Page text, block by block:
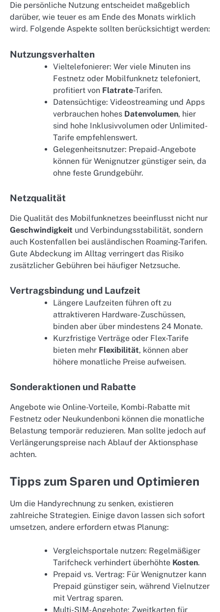
Die persönliche Nutzung entscheidet maßgeblich
darüber, wie teuer es am Ende des Monats wirklich
wird. Folgende Aspekte sollten berücksichtigt werden:
Nutzungsverhalten
Vieltelefonierer: Wer viele Minuten ins
Festnetz oder Mobilfunknetz telefoniert,
profitiert von Flatrate-Tarifen.
Datensüchtige: Videostreaming und Apps
verbrauchen hohes Datenvolumen, hier
sind hohe Inklusivvolumen oder Unlimited-
Tarife empfehlenswert.
Gelegenheitsnutzer: Prepaid-Angebote
können für Wenignutzer günstiger sein, da
ohne feste Grundgebühr.
Netzqualität
Die Qualität des Mobilfunknetzes beeinflusst nicht nur
Geschwindigkeit und Verbindungsstabilität, sondern
auch Kostenfallen bei ausländischen Roaming-Tarifen.
Gute Abdeckung im Alltag verringert das Risiko
zusätzlicher Gebühren bei häufiger Netzsuche.
Vertragsbindung und Laufzeit
Längere Laufzeiten führen oft zu
attraktiveren Hardware-Zuschüssen,
binden aber über mindestens 24 Monate.
Kurzfristige Verträge oder Flex-Tarife
bieten mehr Flexibilität, können aber
höhere monatliche Preise aufweisen.
Sonderaktionen und Rabatte
Angebote wie Online-Vorteile, Kombi-Rabatte mit
Festnetz oder Neukundenboni können die monatliche
Belastung temporär reduzieren. Man sollte jedoch auf
Verlängerungspreise nach Ablauf der Aktionsphase
achten.
Tipps zum Sparen und Optimieren
Um die Handyrechnung zu senken, existieren
zahlreiche Strategien. Einige davon lassen sich sofort
umsetzen, andere erfordern etwas Planung:
Vergleichsportale nutzen: Regelmäßiger
Tarifcheck verhindert überhöhte Kosten.
Prepaid vs. Vertrag: Für Wenignutzer kann
Prepaid günstiger sein, während Vielnutzer
mit Vertrag sparen.
Multi-SIM-Angebote: Zweitkarten für